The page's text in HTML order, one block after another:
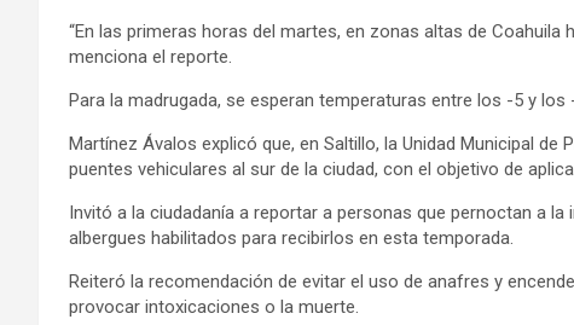
“En las primeras horas del martes, en zonas altas de Coahuila
menciona el reporte.
Para la madrugada, se esperan temperaturas entre los -5 y
Martínez Ávalos explicó que, en Saltillo, la Unidad Municipal
puentes vehiculares al sur de la ciudad, con el objetivo de
Invitó a la ciudadanía a reportar a personas que pernoctan a
albergues habilitados para recibirlos en esta temporada.
Reiteró la recomendación de evitar el uso de anafres y
provocar intoxicaciones o la muerte.